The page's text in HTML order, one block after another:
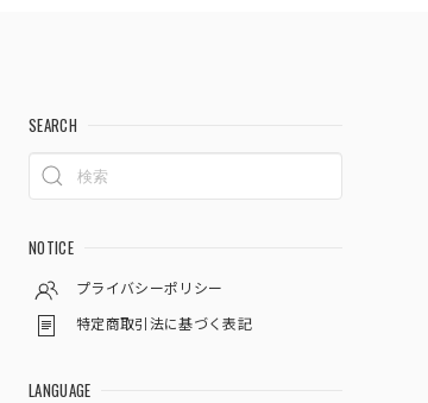
SEARCH
NOTICE
プライバシーポリシー
特定商取引法に基づく表記
LANGUAGE